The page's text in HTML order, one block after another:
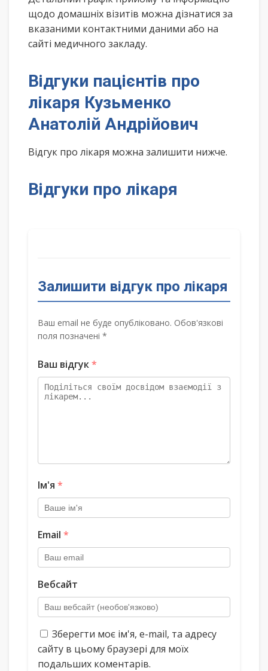
щодо домашніх візитів можна дізнатися за
вказаними контактними даними або на
сайті медичного закладу.
Відгуки пацієнтів про
лікаря Кузьменко
Анатолій Андрійович
Відгук про лікаря можна залишити нижче.
Відгуки про лікаря
Залишити відгук про лікаря
Ваш email не буде опубліковано. Обов'язкові
поля позначені *
Ваш відгук*
Ім'я *
Email *
Вебсайт
Зберегти моє ім'я, e-mail, та адресу
сайту в цьому браузері для моїх
подальших коментарів.